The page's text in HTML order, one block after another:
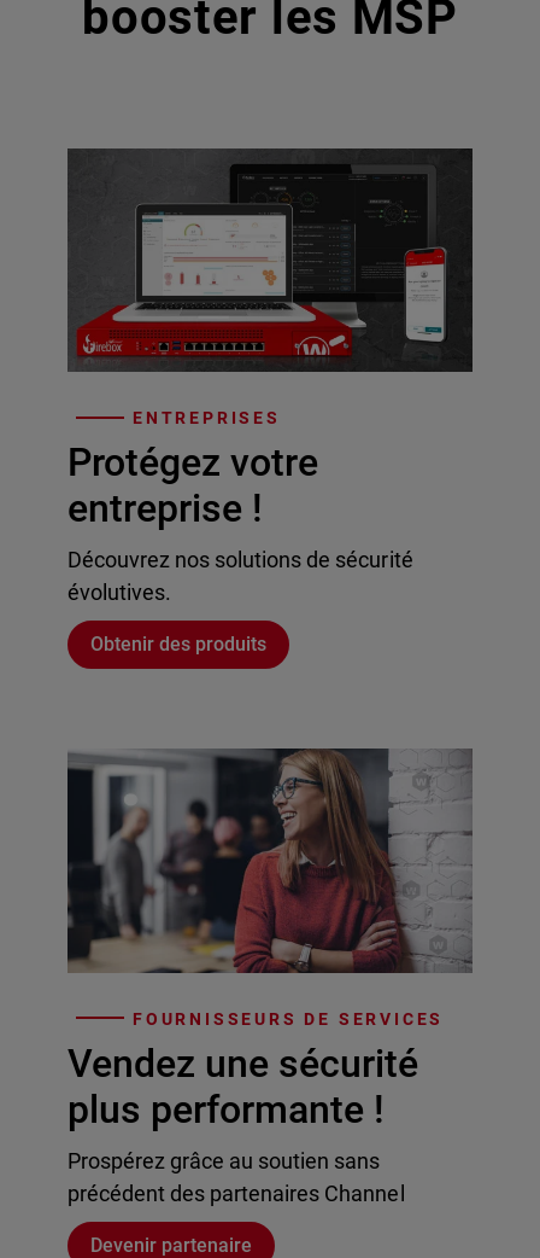
booster les MSP
ENTREPRISES
Protégez votre
entreprise !
Découvrez nos solutions de sécurité
évolutives.
Obtenir des produits
FOURNISSEURS DE SERVICES
Vendez une sécurité
plus performante !
Prospérez grâce au soutien sans
précédent des partenaires Channel
Devenir partenaire